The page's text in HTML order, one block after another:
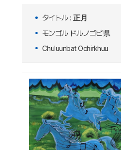
タイトル : 正月
モンゴル ドルノゴビ県
Chuluunbat Ochirkhuu